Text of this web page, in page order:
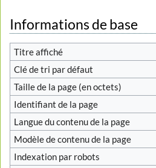
Aller
à
la
navigation
Aller
à
la
recherche
Informations de base
Titre affiché
Clé de tri par défaut
Taille de la page (en octets)
Identifiant de la page
Langue du contenu de la page
Modèle de contenu de la page
Indexation par robots